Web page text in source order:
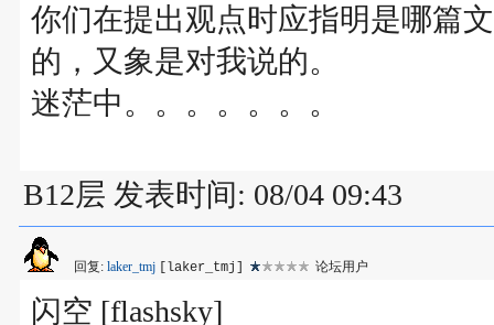
你们在提出观点时应指明是哪篇
的，又象是对我说的。
迷茫中。。。。。。。
B12层 发表时间: 08/04 09:43
回复: laker_tmj [laker_tmj] 论坛用户
闪空 [flashsky]